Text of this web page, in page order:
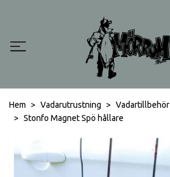
Hem Vadarutrustning
Vadartillbehör
Stonfo Magnet Spö hållare